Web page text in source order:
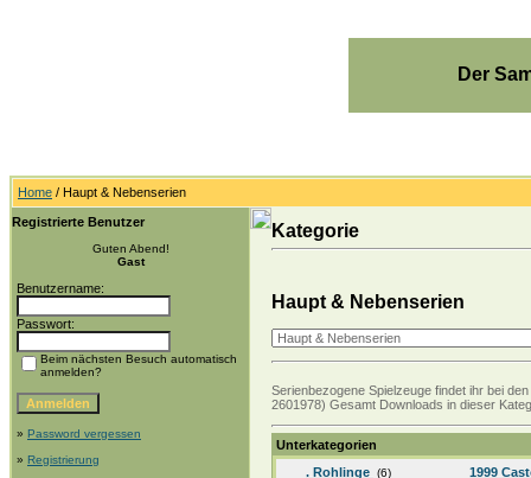
Der
Home / Haupt & Nebenserien
Registrierte Benutzer
Guten Abend!
Gast
Benutzername:
Passwort:
Beim nächsten Besuch automatisch
anmelden?
» Password vergessen
» Registrierung
Kategorie
Haupt & Nebenserien
Serienbezogene Spielzeuge findet ihr bei
2601978) Gesamt Downloads in dieser
Unterkategorien
. Rohlinge (6)
1999